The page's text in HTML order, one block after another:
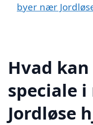
byer nær
Hvad
speciale
Jordløse